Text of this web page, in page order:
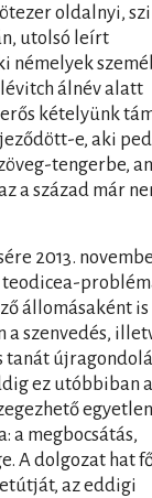
oldalnyi,
utolsó leírt
némelyek
álnév alatt
kételyünk
e, aki
tengerbe,
a század már
2013.
teodicea-
állomásaként is
szenvedés,
tanát
ez utóbbiban
a megbocsátás,
A dolgozat hat
az eddigi